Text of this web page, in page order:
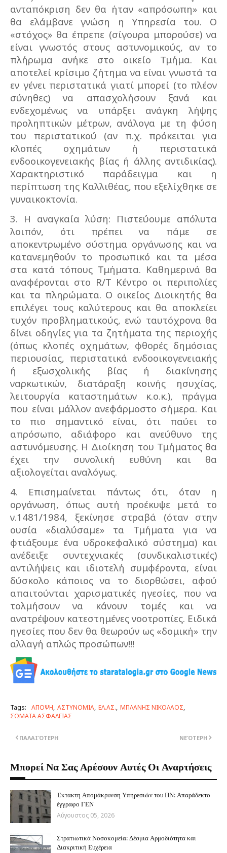
ανταπόκριση δεν θα ήταν «απρόσωπη» και
θα ελάμβανε γνώση η Υπηρεσία του. Ο
«στόχος» θα έπρεπε (σίγουρα μπορούσε) να
είναι γνωστός στους αστυνομικούς, αν το
πλήρωμα ανήκε στο οικείο Τμήμα. Και
αποτελεί κρίσιμο ζήτημα να είναι γνωστά τα
εν γένει περιστατικά γιατί μπορεί (το πλέον
σύνηθες) να απασχολήσουν ξανά και
ενδεχομένως να υπάρξει ανάγκη λήψης
προληπτικών μέτρων, ανάλογα με τη φύση
του περιστατικού (αν π.χ. πρόκειται για
κλοπές οχημάτων ή περιστατικά
ενδοοικογενειακής βίας ή άλλης αντιδικίας).
Χαρακτηριστικό παράδειγμα και η
περίπτωση της Καλλιθέας, που εξελίχθηκε σε
γυναικοκτονία.
3. Η αναγκαία λύση: Πιστεύουμε απόλυτα
λοιπόν, ότι πρέπει να πάμε σε
αποκεντρωμένο σύστημα οργάνωσης και να
κατανεμηθούν το προσωπικό και τα μέσα
στα κατά τόπους Τμήματα. Καθημερινά θα
αναφέρονται στο R/T Κέντρο οι περιπολίες
και τα πληρώματα. Ο οικείος Διοικητής θα
επιλέγει τους καλύτερους και θα αποκλείει
τυχόν προβληματικούς, ενώ ταυτόχρονα θα
δίνει οδηγίες για τα ζητήματα της περιοχής
(όπως κλοπές οχημάτων, φθορές δημόσιας
περιουσίας, περιστατικά ενδοοικογενειακής
ή εξωσχολικής βίας ή διακίνησης
ναρκωτικών, διατάραξη κοινής ησυχίας,
λειτουργία καταστημάτων κ.ο.κ.), πράγμα
που είναι μάλλον ανεφάρμοστο σήμερα. Και
το πιο σημαντικό είναι, ότι παύει το
απρόσωπο, αδιάφορο και ανεύθυνο της
αστυνόμευσης. Η Διοίκηση του Τμήματος θα
έχει την συνολική ευθύνη και θα
αξιολογείται αναλόγως.
4. Επισημαίνεται πάντως ότι, όταν η
οργάνωση, όπως αυτή προέκυψε μετά το
ν.1481/1984, ξεκίνησε στραβά (όταν στην
ουσία «διαλύσαμε» τα Τμήματα για να
φτιάξουμε ένα υδροκεφαλικό σύστημα) και
ανέδειξε συντεχνιακές (συνδικαλιστικές)
αντιλήψεις και ιδιοτελή συμφέροντα, είναι
δύσκολο κάποιος να το διορθώσει, αφού
απαιτούνται χαρισματικές ηγεσίες, που να
τολμήσουν να κάνουν τομές και να
ανατρέψουν κατεστημένες νοοτροπίες. Ειδικά
ηγεσίες που δεν θα θεωρούν ως «δομική» την
αλλαγή απλώς προσώπων!!!
Tags: ΑΠΟΨΗ ΑΣΤΥΝΟΜΙΑ ΕΛ.ΑΣ. ΜΠΛΑΝΗΣ ΝΙΚΟΛΑΟΣ
ΣΩΜΑΤΑ ΑΣΦΑΛΕΙΑΣ
ΝΕΌΤΕΡΗ
ΠΑΛΑΙΌΤΕΡΗ
Μπορεί Να Σας Αρέσουν Αυτές Οι Αναρτήσεις
Έκτακτη Απομάκρυνση Υπηρεσιών του ΠΝ: Απαράδεκτο
έγγραφο ΓΕΝ
Αύγουστος 05, 2026
Στρατιωτικά Νοσοκομεία: Δέσμια Αρμοδιότητα και
Διακριτική Ευχέρεια